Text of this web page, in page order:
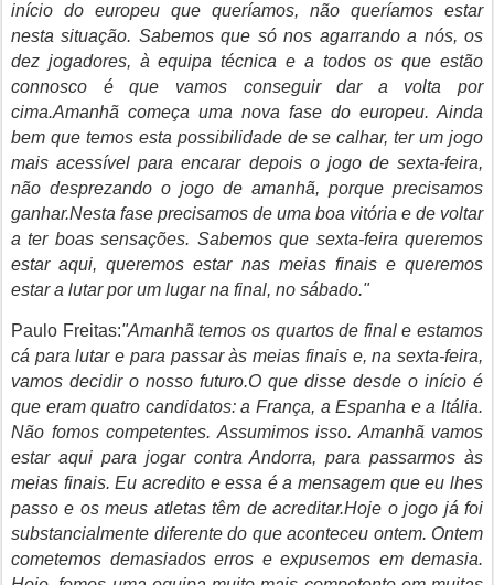
início do europeu que queríamos, não queríamos estar
nesta situação. Sabemos que só nos agarrando a nós, os
dez jogadores, à equipa técnica e a todos os que estão
connosco é que vamos conseguir dar a volta por
cima.Amanhã começa uma nova fase do europeu. Ainda
bem que temos esta possibilidade de se calhar, ter um jogo
mais acessível para encarar depois o jogo de sexta-feira,
não desprezando o jogo de amanhã, porque precisamos
ganhar.Nesta fase precisamos de uma boa vitória e de voltar
a ter boas sensações. Sabemos que sexta-feira queremos
estar aqui, queremos estar nas meias finais e queremos
estar a lutar por um lugar na final, no sábado."
Paulo Freitas:"Amanhã temos os quartos de final e estamos
cá para lutar e para passar às meias finais e, na sexta-feira,
vamos decidir o nosso futuro.O que disse desde o início é
que eram quatro candidatos: a França, a Espanha e a Itália.
Não fomos competentes. Assumimos isso. Amanhã vamos
estar aqui para jogar contra Andorra, para passarmos às
meias finais. Eu acredito e essa é a mensagem que eu lhes
passo e os meus atletas têm de acreditar.Hoje o jogo já foi
substancialmente diferente do que aconteceu ontem. Ontem
cometemos demasiados erros e expusemos em demasia.